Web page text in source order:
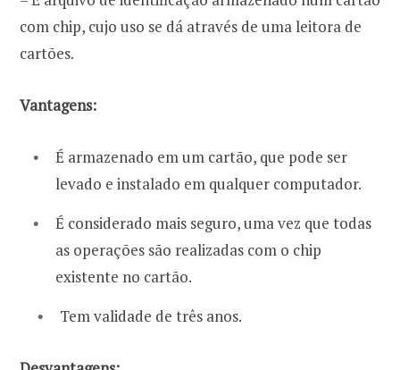
com chip, cujo uso se dá através de uma leitora de
cartões.
Vantagens:
É armazenado em um cartão, que pode ser
levado e instalado em qualquer computador.
É considerado mais seguro, uma vez que todas
as operações são realizadas com o chip
existente no cartão.
Tem validade de três anos.